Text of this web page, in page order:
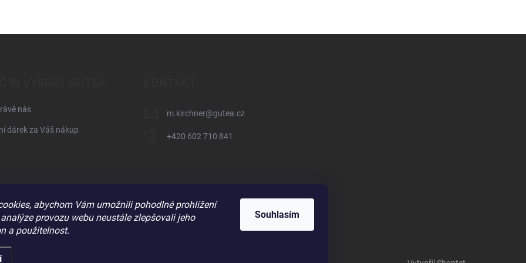
abychom Vám umožnili pohodlné prohlížení
provozu webu neustále zlepšovali jeho
a použitelnost.
Souhlasím
nás
dárek za Váš nákup
m.kirchner@gutea.cz
+420 602 710 841